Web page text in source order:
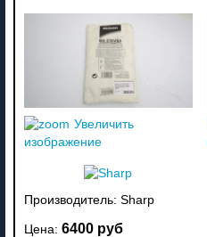
Увеличить
изображение
Производитель: Sharp
Цена: 6400 руб